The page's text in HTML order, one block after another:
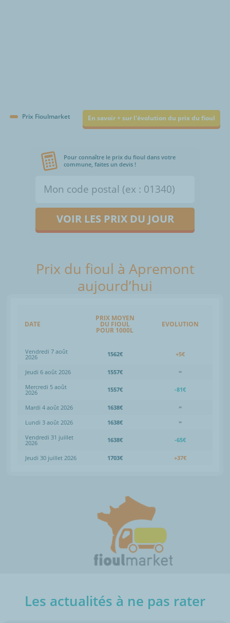
Prix Fioulmarket En savoir + sur l'évolution du prix du fioul
Pour connaître le prix du fioul dans votre
commune, faites un devis !
VOIR LES PRIX DU JOUR
Prix du fioul à Apremont
aujourd’hui
DATE
PRIX MOYEN
DU FIOUL
POUR 1000L
EVOLUTION
Vendredi 7 août
2026 1562€ +5€
Jeudi 6 août 2026 1557€
=
Mercredi 5 août
2026 1557€ -81€
Mardi 4 août 2026 1638€
=
Lundi 3 août 2026
1638€
=
Vendredi 31 juillet
2026 1638€ -65€
Jeudi 30 juillet 2026 1703€ +37€
Les actualités à ne pas rater